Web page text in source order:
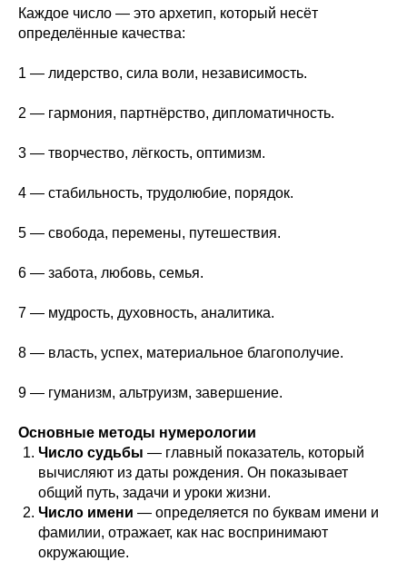
Каждое число — это архетип, который несёт
определённые качества:
1 — лидерство, сила воли, независимость.
2 — гармония, партнёрство, дипломатичность.
3 — творчество, лёгкость, оптимизм.
4 — стабильность, трудолюбие, порядок.
5 — свобода, перемены, путешествия.
6 — забота, любовь, семья.
7 — мудрость, духовность, аналитика.
8 — власть, успех, материальное благополучие.
9 — гуманизм, альтруизм, завершение.
Основные методы нумерологии
Число судьбы — главный показатель, который
вычисляют из даты рождения. Он показывает
общий путь, задачи и уроки жизни.
Число имени — определяется по буквам имени и
фамилии, отражает, как нас воспринимают
окружающие.